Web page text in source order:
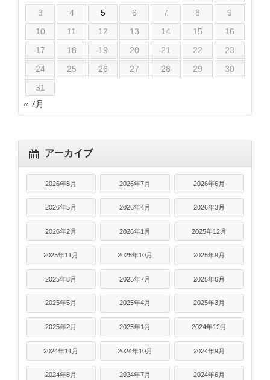
3
4 5 6 7 8
9
10
11 12 13 14 15
16
17
18 19 20 21 22
23
24
25 26 27 28 29
30
31
« 7月
アーカイブ
2026年8月 2026年7月 2026年6月
2026年5月 2026年4月 2026年3月
2026年2月 2026年1月 2025年12月
2025年11月 2025年10月 2025年9月
2025年8月 2025年7月 2025年6月
2025年5月 2025年4月 2025年3月
2025年2月 2025年1月 2024年12月
2024年11月 2024年10月 2024年9月
2024年8月 2024年7月 2024年6月